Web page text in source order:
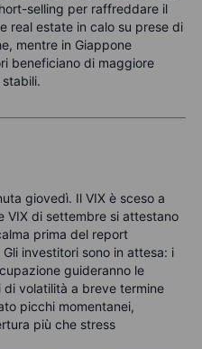
selling per raffreddare il
real estate in calo su prese di
mentre in Giappone
beneficiano di maggiore
giovedì. Il VIX è sceso a
VIX di settembre si attestano
prima del report
investitori sono in attesa: i
guideranno le
volatilità a breve termine
picchi momentanei,
più che stress